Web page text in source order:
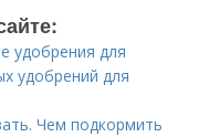
удобрения для
удобрений для
Чем подкормить